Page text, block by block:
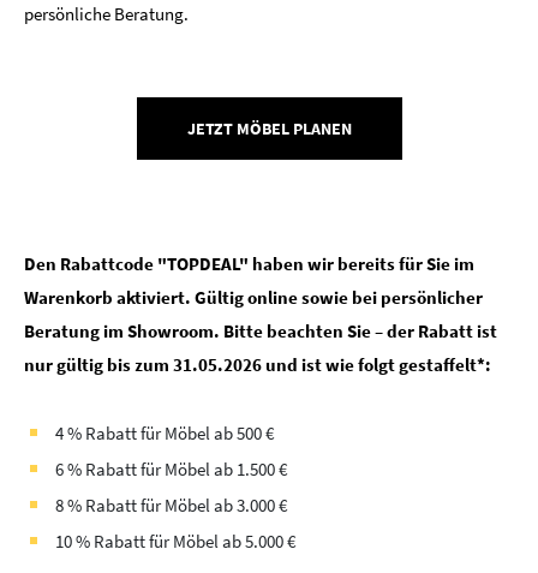
persönliche Beratung.
JETZT MÖBEL PLANEN
Den Rabattcode "TOPDEAL" haben wir bereits für Sie im
Warenkorb aktiviert. Gültig online sowie bei persönlicher
Beratung im Showroom. Bitte beachten Sie – der Rabatt ist
nur gültig bis zum 31.05.2026 und ist wie folgt gestaffelt*:
4 % Rabatt für Möbel ab 500 €
6 % Rabatt für Möbel ab 1.500 €
8 % Rabatt für Möbel ab 3.000 €
10 % Rabatt für Möbel ab 5.000 €